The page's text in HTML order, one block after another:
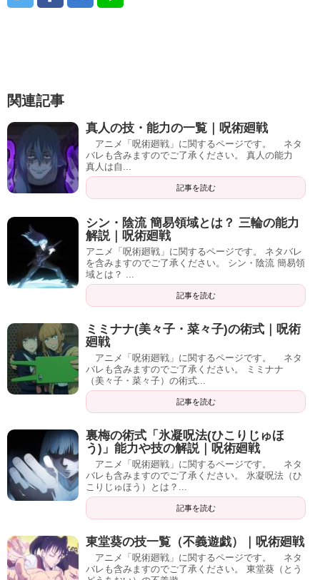
関連記事
真人の技・能力の一覧｜呪術廻戦
アニメ「呪術廻戦」に関するページです。 ネタ
バレも含みますのでご了承ください。 真人の能力
真人は自...
記事を読む
シン・陰流 簡易領域とは？ 三輪の能力
解説｜呪術廻戦
アニメ「呪術廻戦」に関するページです。 ネタバレ
を含みますのでご了承ください。 シン・陰流 簡易領
域とは？ ...
記事を読む
ミミナナ(美々子・菜々子)の術式｜呪術
廻戦
アニメ「呪術廻戦」に関するページです。 ネタ
バレも含みますのでご了承ください。 ミミナナ
（美々子・菜々子）の術式...
記事を読む
裏梅の術式「氷凝呪法(ひこりじゅほ
う)」能力や技の解説｜呪術廻戦
アニメ「呪術廻戦」に関するページです。 ネタ
バレも含みますのでご了承ください。 氷凝呪法（ひ
こりじゅほう）とは？...
記事を読む
東堂葵の技一覧（不義遊戯）｜呪術廻戦
アニメ「呪術廻戦」に関するページです。 ネタ
バレも含みますのでご了承ください。 東堂葵（とう